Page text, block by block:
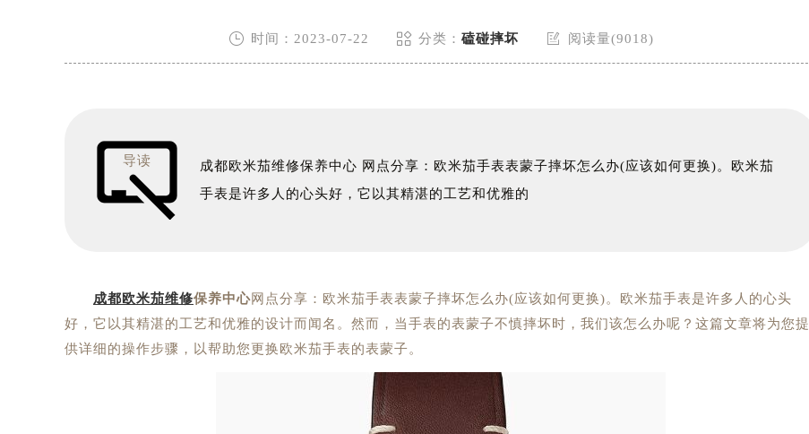
 时间：2023-07-22  分类： 磕碰摔坏  阅读量(9018)
导读
成都欧米茄维修保养中心 网点分享：欧米茄手表表蒙子摔坏怎么办(应该如何更换)。欧米茄
手表是许多人的心头好，它以其精湛的工艺和优雅的
成都欧米茄维修保养中心网点分享：欧米茄手表表蒙子摔坏怎么办(应该如何更换)。欧米茄手表是许多人的心头
好，它以其精湛的工艺和优雅的设计而闻名。然而，当手表的表蒙子不慎摔坏时，我们该怎么办呢？这篇文章将为您提
供详细的操作步骤，以帮助您更换欧米茄手表的表蒙子。